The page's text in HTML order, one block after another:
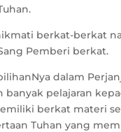
berkat-berkat
Pemberi berkat.
dalam
banyak pelajaran
berkat materi
Tuhan yang